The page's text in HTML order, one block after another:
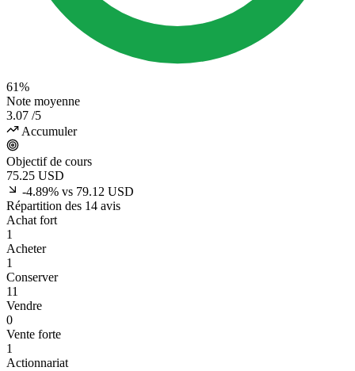
61%
Note moyenne
3.07 /5
Accumuler
Objectif de cours
75.25 USD
-4.89% vs 79.12 USD
Répartition des 14 avis
Achat fort
1
Acheter
1
Conserver
11
Vendre
0
Vente forte
1
Actionnariat